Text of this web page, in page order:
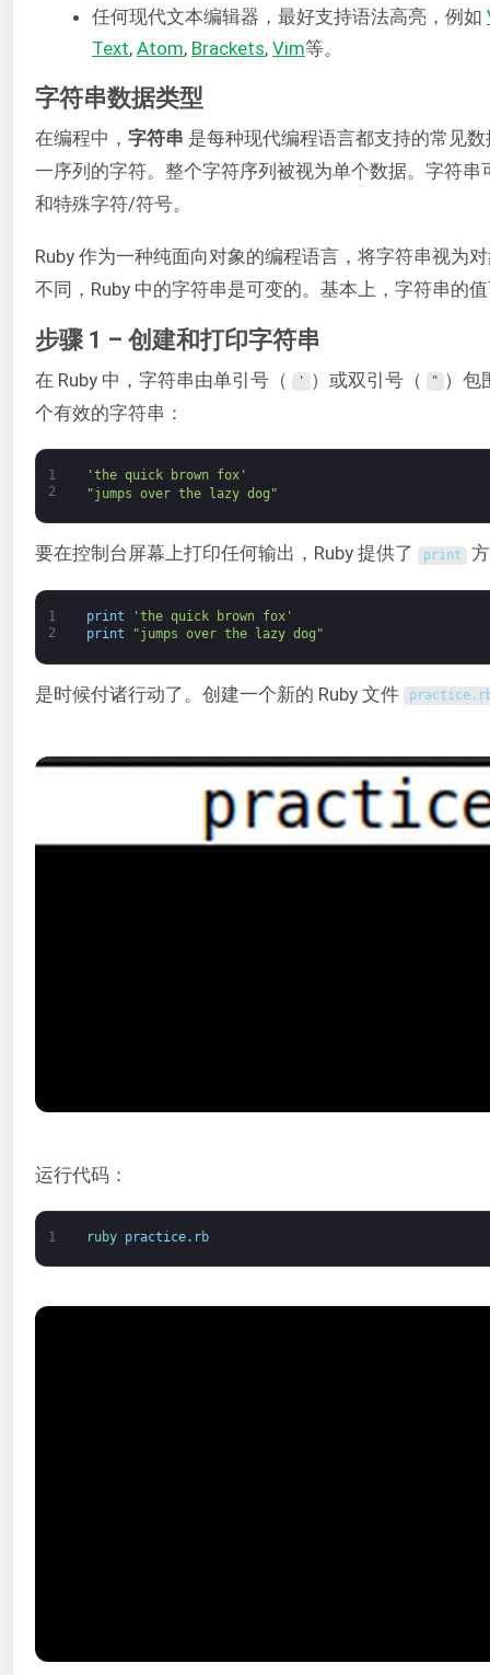
任何现代文本编辑器，最好支持语法高亮，例如
Text, Atom, Brackets, Vim等。
字符串数据类型
在编程中， 字符串 是每种现代编程语言都支持的常见数
一序列的字符。整个字符序列被视为单个数据。字符串
和特殊字符/符号。
Ruby 作为一种纯面向对象的编程语言，将字符串视为
不同，Ruby 中的字符串是可变的。基本上，字符串的
步骤 1 – 创建和打印字符串
在 Ruby 中，字符串由单引号（ ' ）或双引号（ " ）包
个有效的字符串：
1
2
'the quick brown fox'
"jumps over the lazy dog"
要在控制台屏幕上打印任何输出，Ruby 提供了 print
1
2
print
'the quick brown fox'
print
"jumps over the lazy dog"
是时候付诸行动了。创建一个新的 Ruby 文件 practice.
运行代码：
1 ruby practice. rb